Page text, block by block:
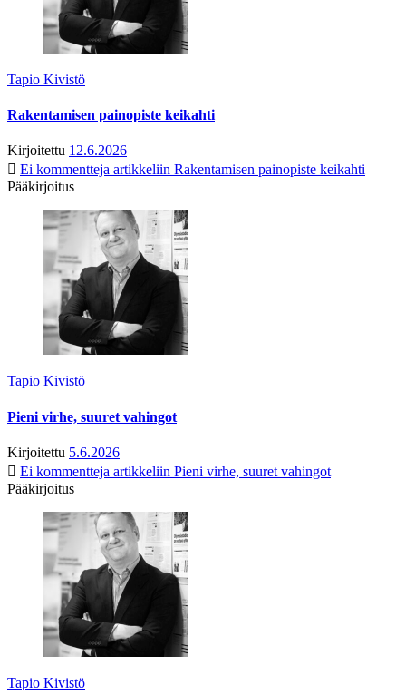
Tapio Kivistö
Rakentamisen painopiste keikahti
Kirjoitettu 12.6.2026
Ei kommentteja artikkeliin Rakentamisen painopiste keikahti
Pääkirjoitus
Tapio Kivistö
Pieni virhe, suuret vahingot
Kirjoitettu 5.6.2026
Ei kommentteja artikkeliin Pieni virhe, suuret vahingot
Pääkirjoitus
Tapio Kivistö